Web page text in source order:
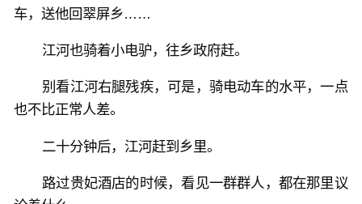
车，送他回翠屏乡……
江河也骑着小电驴，往乡政府赶。
别看江河右腿残疾，可是，骑电动车的水平，一点
也不比正常人差。
二十分钟后，江河赶到乡里。
路过贵妃酒店的时候，看见一群群人，都在那里议